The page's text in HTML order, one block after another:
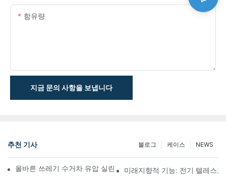
함유량
지금 문의 사항을 보냅니다
추천 기사 NEWS
케이스
블로그
올바른 쓰레기 수거차 유압 실린더를 선택하는 방법은 무엇입니까?
미래지향적 기능: 전기 텔레스